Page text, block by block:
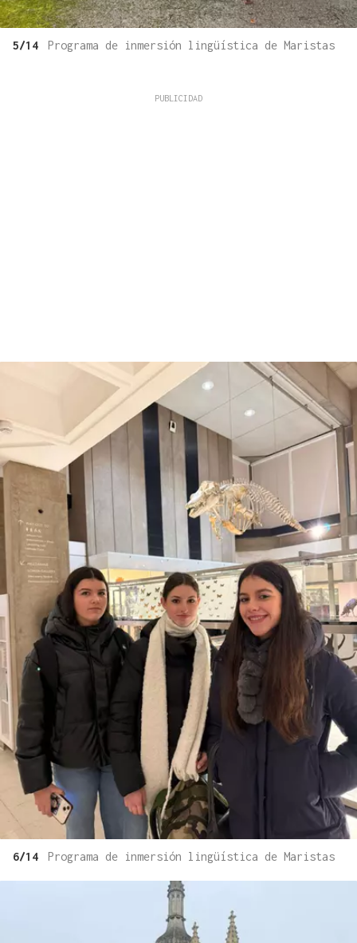
5/14 Programa de inmersión lingüística de Maristas
6/14 Programa de inmersión lingüística de Maristas